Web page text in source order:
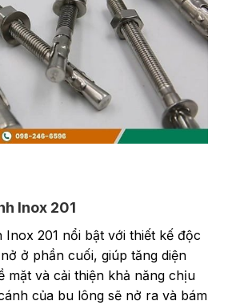
Inox 201
Inox 201 nổi bật với thiết kế độc
ở phần cuối, giúp tăng diện
mặt và cải thiện khả năng chịu
của bu lông sẽ nở ra và bám